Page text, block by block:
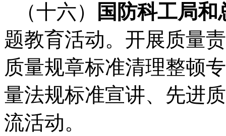
（十六）
国防科工局和
题教育活动。开展质量
质量规章标准清理整顿
量法规标准宣讲、先进
流活动。